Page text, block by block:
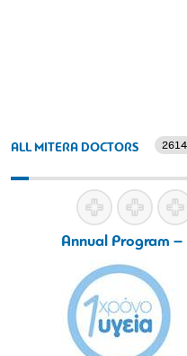
ALL MITERA DOCTORS 2614
Annual Program –